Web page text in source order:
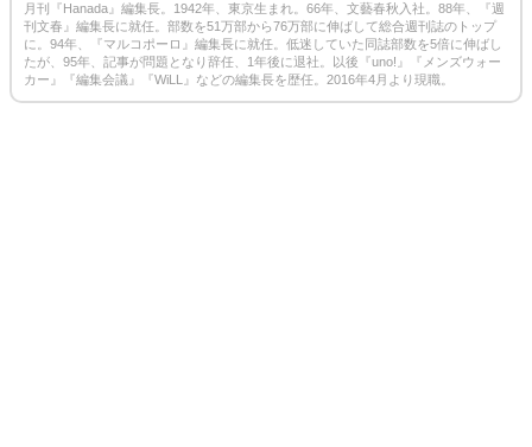
月刊『Hanada』編集長。1942年、東京生まれ。66年、文藝春秋入社。88年、『週
刊文春』編集長に就任。部数を51万部から76万部に伸ばして総合週刊誌のトップ
に。94年、『マルコポーロ』編集長に就任。低迷していた同誌部数を5倍に伸ばし
たが、95年、記事が問題となり辞任、1年後に退社。以後『uno!』『メンズウォー
カー』『編集会議』『WiLL』などの編集長を歴任。2016年4月より現職。